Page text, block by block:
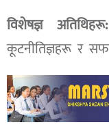
विशेषज्ञ
कूटनीतिज्ञहरू र